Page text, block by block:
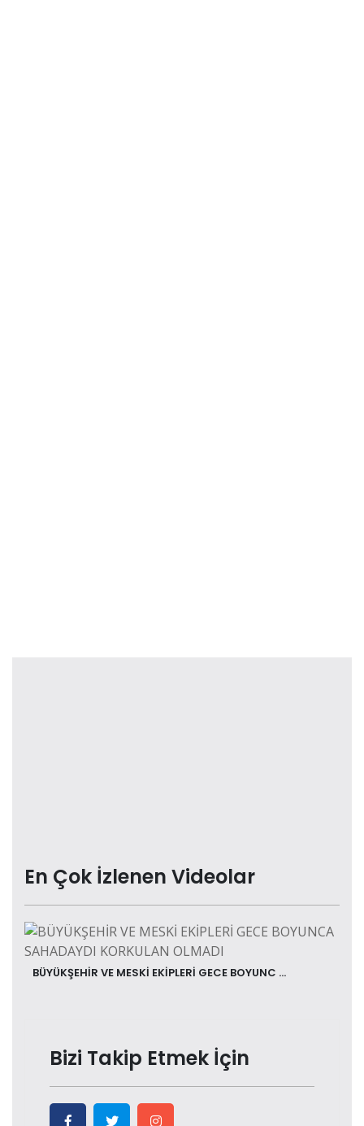
En Çok İzlenen Videolar
BÜYÜKŞEHİR VE MESKİ EKİPLERİ GECE BOYUNC ...
Bizi Takip Etmek İçin